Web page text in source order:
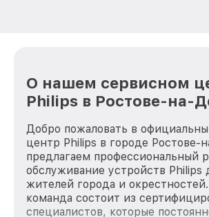
О нашем сервисном
Philips в Ростове-на-
Добро пожаловать в
центр Philips в городе Ростове-
предлагаем профессиональный
обслуживание устройств Philips
жителей города и
команда состоит из
специалистов, которые